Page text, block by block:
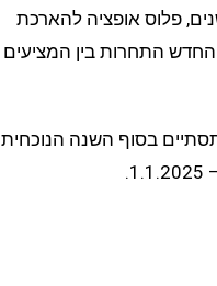
החדש להפעלת החנויות הינו לתקופה של עד 5 שנים, פלוס אופציה להארכת
המכרז החדש התחרות בין המציעים
בסוף השנה הנוכחית